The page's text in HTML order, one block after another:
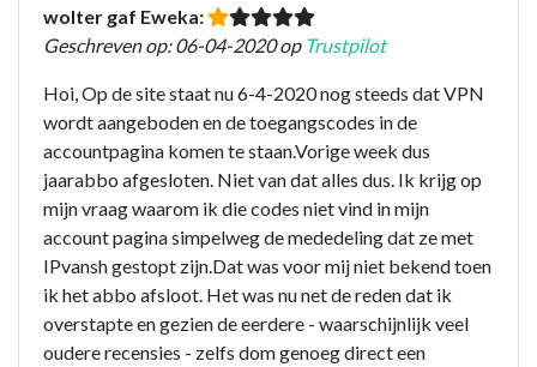
wolter gaf Eweka:
Geschreven op: 06-04-2020 op Trustpilot
Hoi, Op de site staat nu 6-4-2020 nog steeds dat VPN
wordt aangeboden en de toegangscodes in de
accountpagina komen te staan.Vorige week dus
jaarabbo afgesloten. Niet van dat alles dus. Ik krijg op
mijn vraag waarom ik die codes niet vind in mijn
account pagina simpelweg de mededeling dat ze met
IPvansh gestopt zijn.Dat was voor mij niet bekend toen
ik het abbo afsloot. Het was nu net de reden dat ik
overstapte en gezien de eerdere - waarschijnlijk veel
oudere recensies - zelfs dom genoeg direct een